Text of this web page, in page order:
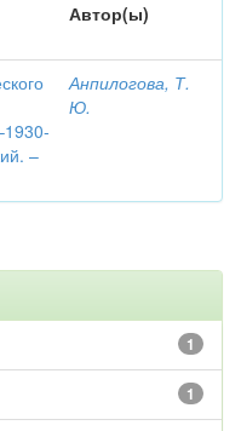
Автор(ы)
–
Анпилогова, Т.
Ю.
1
1